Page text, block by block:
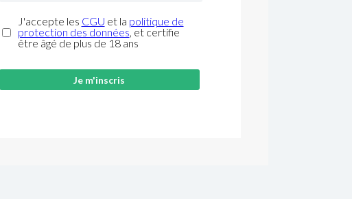
J'accepte les CGU et la politique de
protection des données, et certifie
être âgé de plus de 18 ans